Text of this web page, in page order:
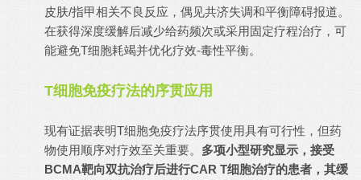
皮肤/指甲相关不良反应，偶见共济失调和平衡障碍报道。
在获得深度缓解后减少给药频次或采用固定疗程治疗，可
能避免T细胞耗竭并优化疗效-毒性平衡。
T细胞免疫疗法的序贯应用
现有证据表明T细胞免疫疗法序贯使用具有可行性，但药
物使用顺序对疗效至关重要。 多项小型研究显示，接受
BCMA靶向双抗治疗后进行CAR T细胞治疗的患者，其缓